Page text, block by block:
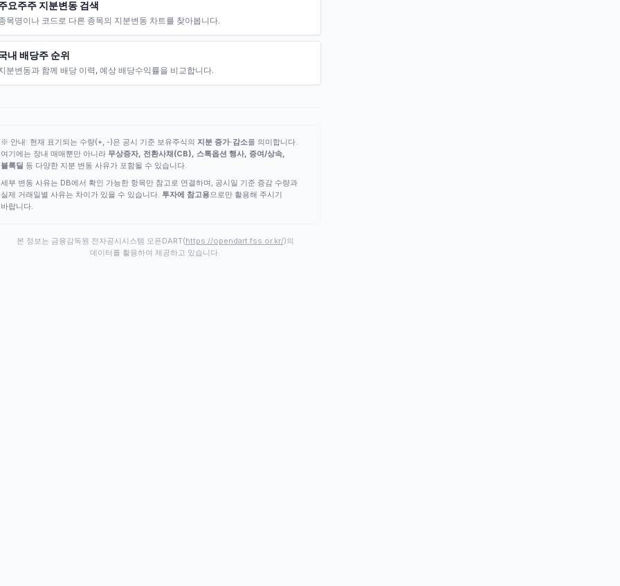
요주주 지분변동 검색
목명이나 코드로 다른 종목의 지분변동 차트를 찾아봅니다.
내 배당주 순위
분변동과 함께 배당 이력, 예상 배당수익률을 비교합니다.
※ 안내: 현재 표기되는 수량(+, -)은 공시 기준 보유주식의 지분 증가·감소를 의미합니다.
여기에는 장내 매매뿐만 아니라 무상증자, 전환사채(CB), 스톡옵션 행사, 증여/상속,
블록딜 등 다양한 지분 변동 사유가 포함될 수 있습니다.
세부 변동 사유는 DB에서 확인 가능한 항목만 참고로 연결하며, 공시일 기준 증감 수량과
실제 거래일별 사유는 차이가 있을 수 있습니다. 투자에 참고용으로만 활용해 주시기
바랍니다.
본 정보는 금융감독원 전자공시시스템 오픈DART(https://opendart.fss.or.kr/)의
데이터를 활용하여 제공하고 있습니다.